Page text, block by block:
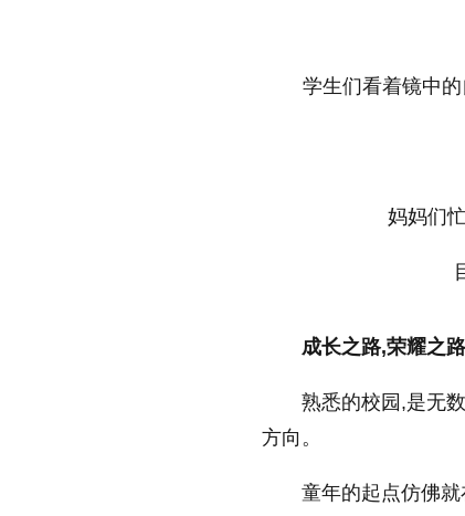
学生们看着镜中
妈妈们
成长之路,荣耀之路
熟悉的校园,是无
方向。
童年的起点仿佛